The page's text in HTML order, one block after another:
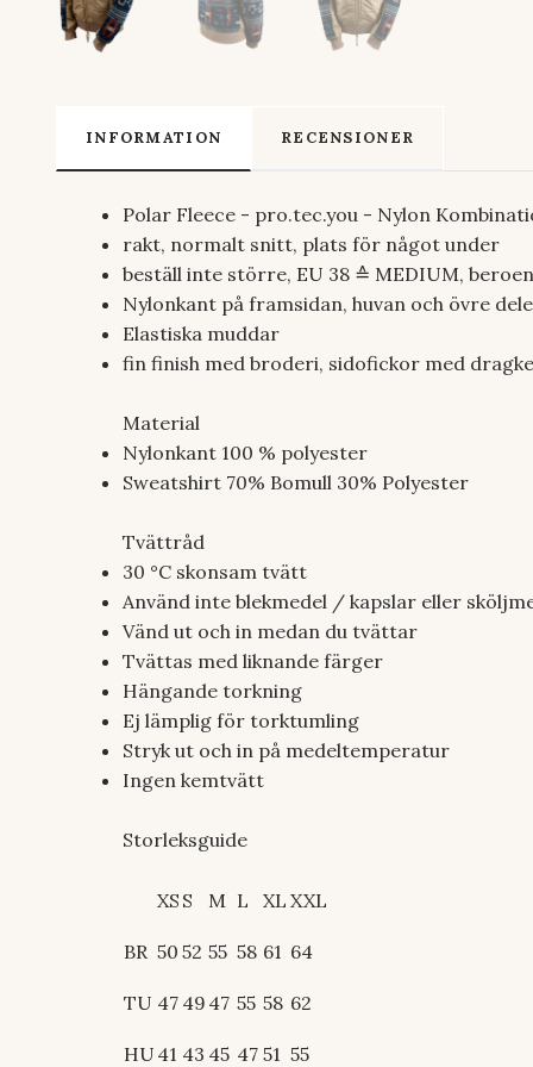
INFORMATION RECENSIONER
Polar Fleece - pro.tec.you - Nylon
rakt, normalt snitt, plats för något under
beställ inte större, EU 38 ≙ MEDIUM,
Nylonkant på framsidan, huvan och övre
Elastiska muddar
fin finish med broderi, sidofickor med
Material
Nylonkant 100 % polyester
Sweatshirt 70% Bomull 30% Polyester
Tvättråd
30 °C skonsam tvätt
Använd inte blekmedel / kapslar eller
Vänd ut och in medan du tvättar
Tvättas med liknande färger
Hängande torkning
Ej lämplig för torktumling
Stryk ut och in på medeltemperatur
Ingen kemtvätt
Storleksguide
XS S M L XL XXL
BR 50 52 55 58 61 64
TU 47 49 47 55 58 62
HU 41 43 45 47 51 55